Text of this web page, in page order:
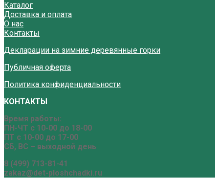
Каталог
Доставка и оплата
О нас
Контакты
Декларации на зимние деревянные горки
Публичная оферта
Политика конфиденциальности
КОНТАКТЫ
Время работы:
ПН-ЧТ с 10-00 до 18-00
ПТ с 10-00 до 17-00
СБ, ВС – выходной день
8 (499) 713-81-41
zakaz@det-ploshchadki.ru